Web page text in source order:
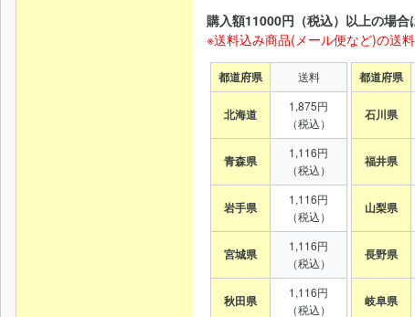
購入額11000円（税込）以上の場合
※送料込み商品(メール便など)の送
都道府県 送料
北海道
1,875円
（税込）
青森県
1,116円
（税込）
岩手県
1,116円
（税込）
宮城県
1,116円
（税込）
秋田県
1,116円
（税込）
都道府県
石川県
福井県
山梨県
長野県
岐阜県